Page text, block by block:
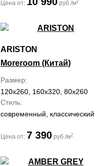
Цена от: руб./м2
ARISTON
Moreroom (Китай)
Размер
120x260, 160x320, 80x260
Стиль
современный, классический
Цена от: 7 390 руб./м2